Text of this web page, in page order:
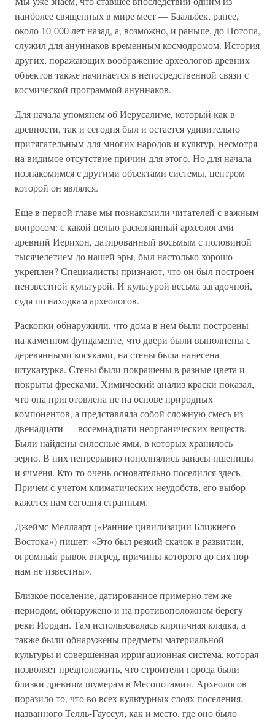
наиболее священных в мире мест — Баальбек, ранее,
около 10 000 лет назад, а, возможно, и раньше, до Потопа,
служил для ануннаков временным космодромом. История
других, поражающих воображение археологов древних
объектов также начинается в непосредственной связи с
космической программой ануннаков.
Для начала упомянем об Иерусалиме, который как в
древности, так и сегодня был и остается удивительно
притягательным для многих народов и культур, несмотря
на видимое отсутствие причин для этого. Но для начала
познакомимся с другими объектами системы, центром
которой он являлся.
Еще в первой главе мы познакомили читателей с важным
вопросом: с какой целью раскопанный археологами
древний Иерихон, датированный восьмым с половиной
тысячелетием до нашей эры, был настолько хорошо
укреплен? Специалисты признают, что он был построен
неизвестной культурой. И культурой весьма загадочной,
судя по находкам археологов.
Раскопки обнаружили, что дома в нем были построены
на каменном фундаменте, что двери были выполнены с
деревянными косяками, на стены была нанесена
штукатурка. Стены были покрашены в разные цвета и
покрыты фресками. Химический анализ краски показал,
что она приготовлена не на основе природных
компонентов, а представляла собой сложную смесь из
двенадцати — восемнадцати неорганических веществ.
Были найдены силосные ямы, в которых хранилось
зерно. В них непрерывно пополнялись запасы пшеницы
и ячменя. Кто-то очень основательно поселился здесь.
Причем с учетом климатических неудобств, его выбор
кажется нам сегодня странным.
Джеймс Меллаарт («Ранние цивилизации Ближнего
Востока») пишет: «Это был резкий скачок в развитии,
огромный рывок вперед, причины которого до сих пор
нам не известны».
Близкое поселение, датированное примерно тем же
периодом, обнаружено и на противоположном берегу
реки Иордан. Там использовалась кирпичная кладка, а
также были обнаружены предметы материальной
культуры и совершенная ирригационная система, которая
позволяет предположить, что строители города были
близки древним шумерам в Месопотамии. Археологов
поразило то, что во всех культурных слоях поселения,
названного Телль-Гауссул, как и место, где оно было